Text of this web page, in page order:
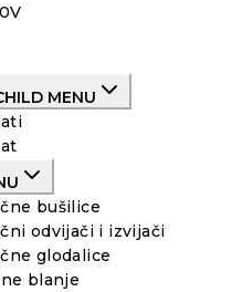
MENU
bušilice
odvijači i izvijači
glodalice
blanje